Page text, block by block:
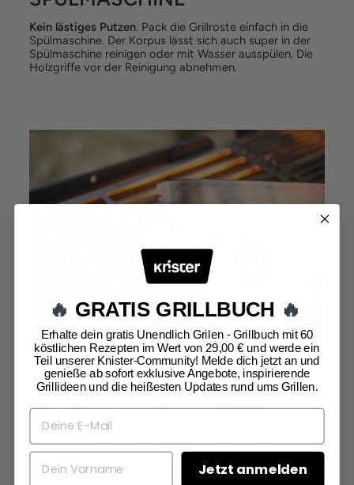
Kein lästiges Putzen. Pack die Grillroste einfach in die
Spülmaschine. Der Korpus lässt sich auch super in der
Spülmaschine reinigen oder mit Wasser ausspülen. Die
Holzgriffe vor der Reinigung abnehmen.
LANGLEBIGKEIT PUR
DEUTSCHE PRODUKTION
Alle Knister Grills werden mit
Qualitätsstandardin Deutschland gefertigt. Solide
Materialien, innovative Beschichtungen und
Verarbeitungmachen deinen Knister Grill ewig haltbar.
🔥 GRATIS GRILLBUCH 🔥
Erhalte dein gratis Unendlich Grilen - Grillbuch mit 60
köstlichen Rezepten im Wert von 29,00 € und werde ein
Teil unserer Knister-Community! Melde dich jetzt an und
genieße ab sofort exklusive Angebote, inspirierende
Grillideen und die heißesten Updates rund ums Grillen.
Jetzt anmelden